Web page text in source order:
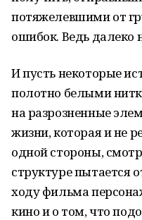
потяжелевшими от
ошибок. Ведь далеко
И пусть некоторые
полотно белыми
на разрозненные
жизни, которая и не
одной стороны,
структуре пытается
ходу фильма
кино и о том, что